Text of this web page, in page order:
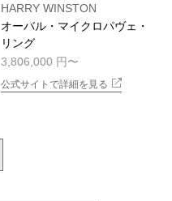
HARRY WINSTON
オーバル・マイクロパヴェ・
リング
3,806,000 円
公式サイトで詳細を見る